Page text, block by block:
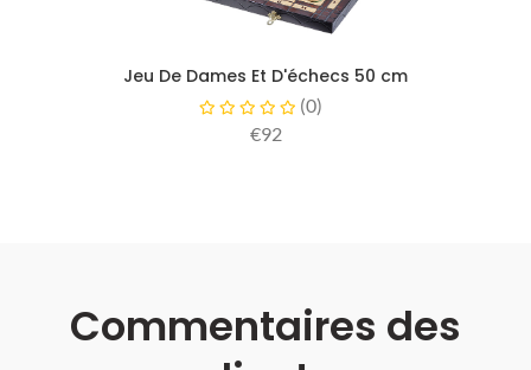
Jeu De Dames Et D'échecs 50 cm
(0)
€92
Commentaires des